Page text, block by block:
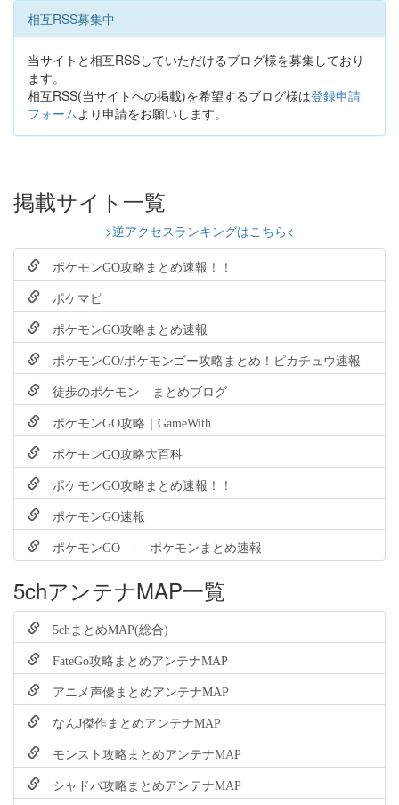
相互RSS募集中
当サイトと相互RSSしていただけるブログ様を募集しており
ます。
相互RSS(当サイトへの掲載)を希望するブログ様は登録申請
フォームより申請をお願いします。
掲載サイト一覧
>逆アクセスランキングはこちら<
ポケモンGO攻略まとめ速報！！
ポケマピ
ポケモンGO攻略まとめ速報
ポケモンGO/ポケモンゴー攻略まとめ！ピカチュウ速報
徒歩のポケモン まとめブログ
ポケモンGO攻略｜GameWith
ポケモンGO攻略大百科
ポケモンGO攻略まとめ速報！！
ポケモンGO速報
ポケモンGO - ポケモンまとめ速報
5chアンテナMAP一覧
5chまとめMAP(総合)
FateGo攻略まとめアンテナMAP
アニメ声優まとめアンテナMAP
なんJ傑作まとめアンテナMAP
モンスト攻略まとめアンテナMAP
シャドバ攻略まとめアンテナMAP